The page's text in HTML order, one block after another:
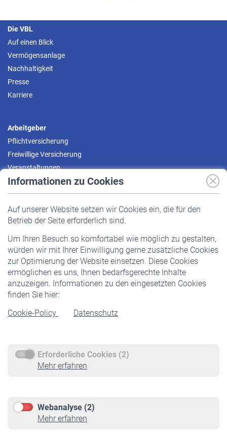
Informationen zu Cookies
Auf unserer Website setzen wir Cookies ein, die für den
Betrieb der Seite erforderlich sind.
Um Ihren Besuch so komfortabel wie möglich zu gestalten,
würden wir mit Ihrer Einwilligung gerne zusätzliche Cookies
zur Optimierung der Website einsetzen. Diese Cookies
ermöglichen es uns, Ihnen bedarfsgerechte Inhalte
anzuzeigen. Informationen zu den eingesetzten Cookies
finden Sie hier:
Cookie-Policy
Datenschutz
Erforderliche Cookies (2)
Mehr erfahren
Webanalyse (2)
Mehr erfahren
Die VBL
Auf einen Blick
Vermögensanlage
Nachhaltigkeit
Presse
Karriere
Arbeitgeber
Pflichtversicherung
Freiwillige Versicherung
Veranstaltungen
Pflichtversicherung
Staatliche Förderung
Veranstaltungen
Rentner
Rentenbeginn
Rente beantragen
Service
Informationen
Online-Rechner
VBLnewsletter